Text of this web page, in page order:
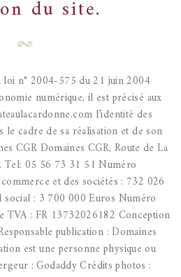
du site.
n° 2004-575 du 21 juin 2004
numérique, il est précisé aux
l’identité des
cadre de sa réalisation et de son
CGR Domaines CGR, Route de La
Tel: 05 56 73 31 51 Numéro
et des sociétés : 732 026
social : 3 700 000 Euros Numéro
TVA : FR 13732026182 Conception
publication : Domaines
est une personne physique ou
: GodaddyCrédits photos :